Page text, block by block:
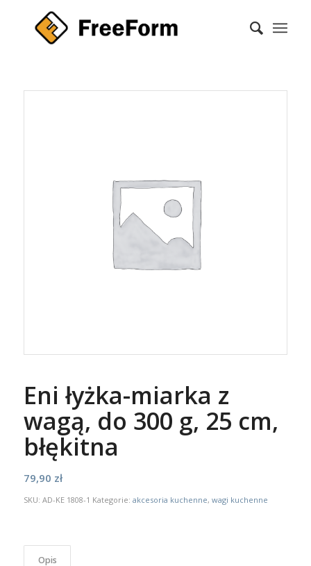
Eni łyżka-miarka z
wagą, do 300 g, 25 cm,
błękitna
79,90 zł
SKU: AD-KE 1808-1 Kategorie: akcesoria kuchenne, wagi kuchenne
Opis